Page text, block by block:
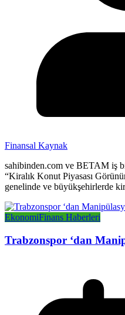
Finansal Kaynak
sahibinden.com ve BETAM iş
“Kiralık Konut Piyasası
genelinde ve büyükşehirlerde
EkonomiFinans Haberleri
Trabzonspor ‘dan